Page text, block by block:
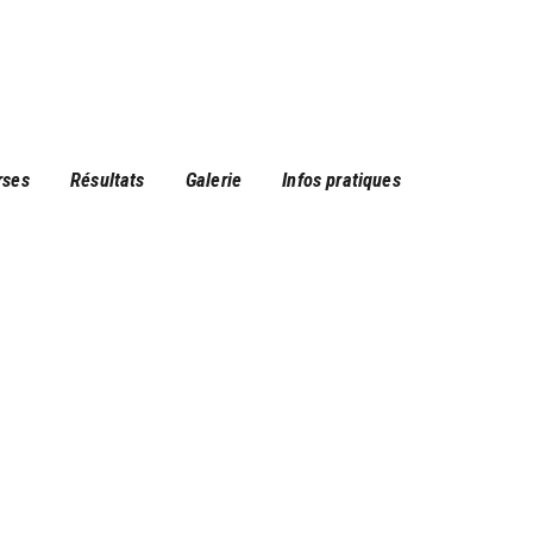
Résultats Galerie Infos pratiques